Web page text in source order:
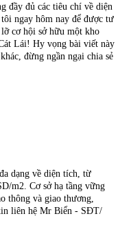
đầy đủ các tiêu chí về diện
ngay hôm nay để được tư
cơ hội sở hữu một kho
Lái! Hy vọng bài viết này
đừng ngần ngại chia sẻ
dạng về diện tích, từ
m2. Cơ sở hạ tầng vững
thông và giao thương,
liên hệ Mr Biển - SĐT/